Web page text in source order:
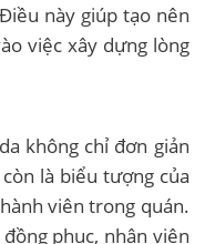
này giúp tạo nên
việc xây dựng lòng
không chỉ đơn giản
là biểu tượng của
viên trong quán.
phục, nhân viên